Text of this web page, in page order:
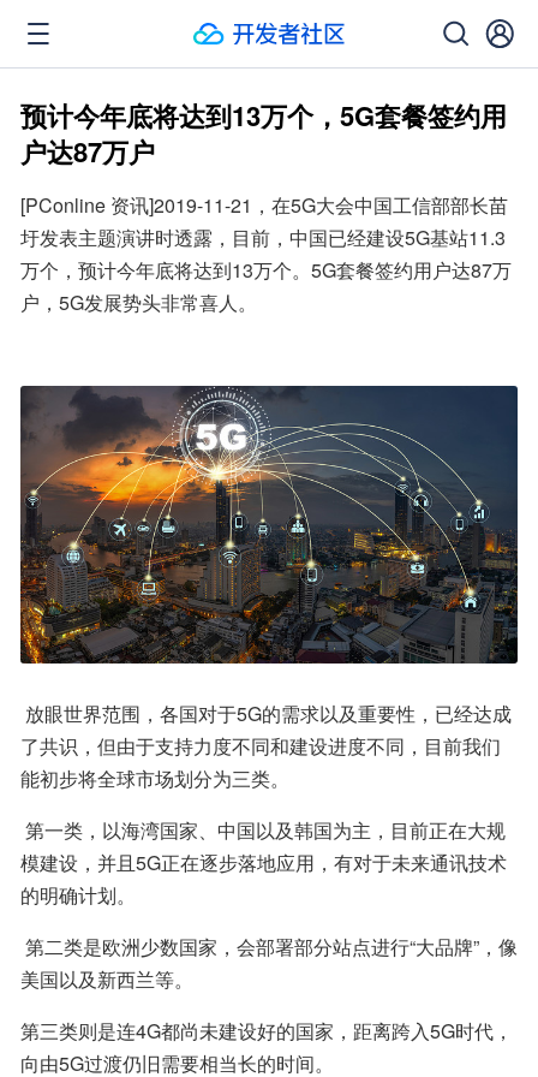
预计今年底将达到13万个，5G套餐签约用
户达87万户
[PConline 资讯]2019-11-21，在5G大会中国工信部部长苗
圩发表主题演讲时透露，目前，中国已经建设5G基站11.3
万个，预计今年底将达到13万个。5G套餐签约用户达87万
户，5G发展势头非常喜人。
了共识，但由于支持力度不同和建设进度不同，目前我们
能初步将全球市场划分为三类。
模建设，并且5G正在逐步落地应用，有对于未来通讯技术
的明确计划。
美国以及新西兰等。
第三类则是连4G都尚未建设好的国家，距离跨入5G时代，
向由5G过渡仍旧需要相当长的时间。